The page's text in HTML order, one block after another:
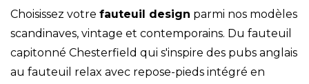
Choisissez votre fauteuil design parmi nos modèles
scandinaves, vintage et contemporains. Du fauteuil
capitonné Chesterfield qui s'inspire des pubs anglais
au fauteuil relax avec repose-pieds intégré en